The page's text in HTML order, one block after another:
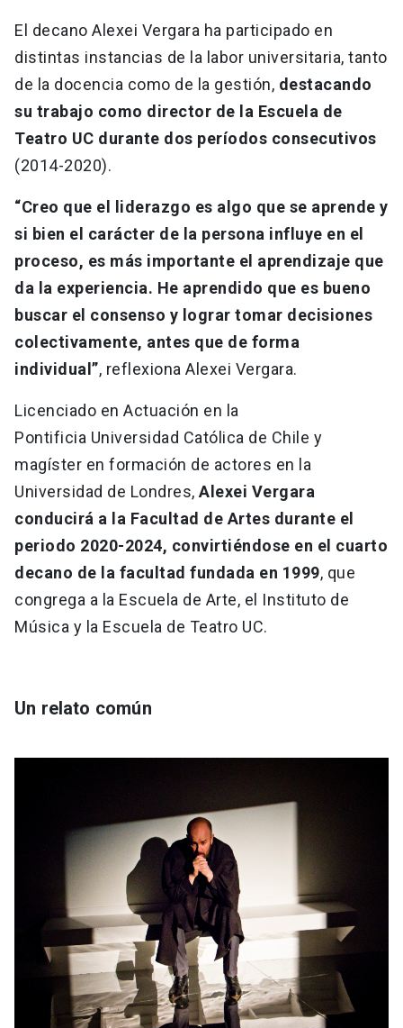
El decano Alexei Vergara ha participado en
distintas instancias de la labor universitaria, tanto
de la docencia como de la gestión, destacando
su trabajo como director de la Escuela de
Teatro UC durante dos períodos consecutivos
(2014-2020).
“Creo que el liderazgo es algo que se aprende y
si bien el carácter de la persona influye en el
proceso, es más importante el aprendizaje que
da la experiencia. He aprendido que es bueno
buscar el consenso y lograr tomar decisiones
colectivamente, antes que de forma
individual”, reflexiona Alexei Vergara.
Licenciado en Actuación en la
Pontificia Universidad Católica de Chile y
magíster en formación de actores en la
Universidad de Londres, Alexei Vergara
conducirá a la Facultad de Artes durante el
periodo 2020-2024, convirtiéndose en el cuarto
decano de la facultad fundada en 1999, que
congrega a la Escuela de Arte, el Instituto de
Música y la Escuela de Teatro UC.
Un relato común